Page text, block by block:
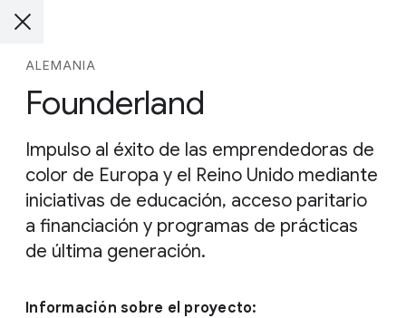
ALEMANIA
Founderland
Impulso al éxito de las emprendedoras de
color de Europa y el Reino Unido mediante
iniciativas de educación, acceso paritario
a financiación y programas de prácticas
de última generación.
Información sobre el proyecto: